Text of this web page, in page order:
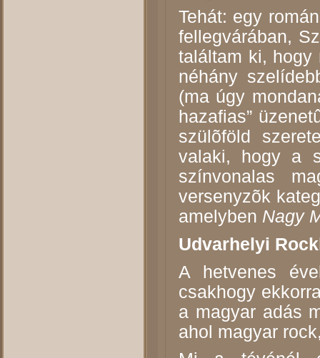
Tehát: egy
fellegvárában,
találtam ki, hogy
néhány
(ma úgy
hazafias”
szülõföld
valaki, hogy a
színvonalas
versenyzõk
amelyben Nagy
Udvarhelyi
A hetvenes
csakhogy
a magyar adás
ahol magyar